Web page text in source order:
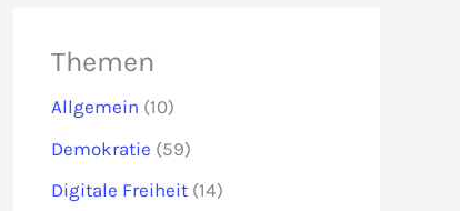
Themen
Allgemein (10)
Demokratie (59)
Digitale Freiheit (14)